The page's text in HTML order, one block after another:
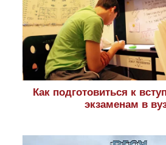
Как подготовиться к
экзаменам в